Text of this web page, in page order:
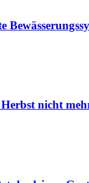
nicht